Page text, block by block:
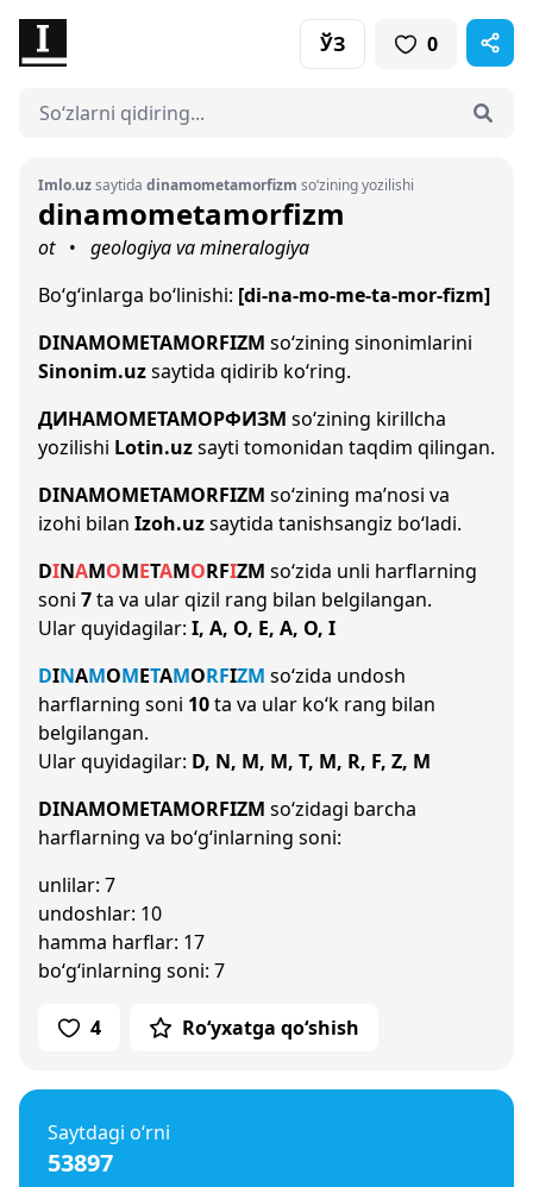
ЎЗ 0
Imlo.uzsaytida dinamometamorfizm so‘zining yozilishi
dinamometamorfizm
ot •
geologiya va mineralogiya
Bo‘g‘inlarga bo‘linishi: [di-na-mo-me-ta-mor-fizm]
DINAMOMETAMORFIZM so‘zining sinonimlarini
Sinonim.uzsaytida qidirib ko‘ring.
ДИНАМОМЕТАМОРФИЗМ so‘zining kirillcha
yozilishi Lotin.uzsayti tomonidan taqdim qilingan.
DINAMOMETAMORFIZM so‘zining ma’nosi va
izohi bilan Izoh.uzsaytida tanishsangiz bo‘ladi.
DINAMOMETAMORFIZM so‘zida unli harflarning
soni 7ta va ular qizil rang bilan belgilangan.
Ular quyidagilar: I, A, O, E, A, O, I
DINAMOMETAMORFIZM so‘zida undosh
harflarning soni 10ta va ular ko‘k rang bilan
belgilangan.
Ular quyidagilar: D, N, M, M, T, M, R, F, Z, M
DINAMOMETAMORFIZM so‘zidagi barcha
harflarning va bo‘g‘inlarning soni:
unlilar: 7
undoshlar: 10
hamma harflar: 17
bo‘g‘inlarning soni: 7
4 Ro‘yxatga qo‘shish
Saytdagi o‘rni
53897